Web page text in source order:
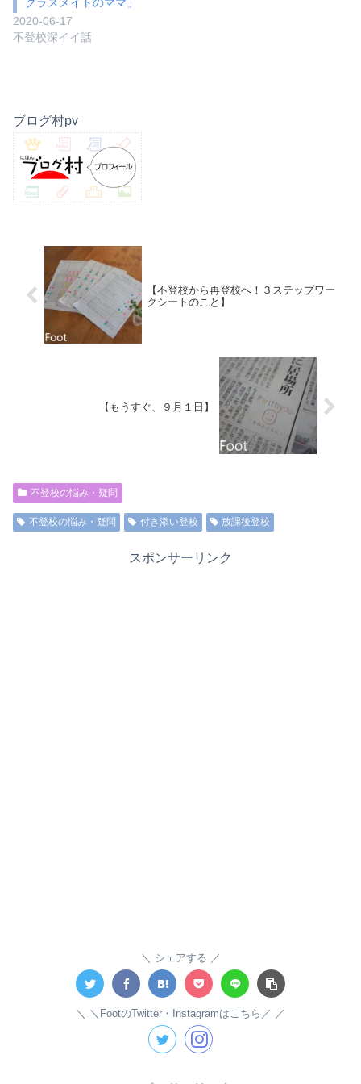
クラスメイトのママ」
2020-06-17
不登校深イイ話
ブログ村pv
【不登校から再登校へ！３ステップワー
クシートのこと】
【もうすぐ、９月１日】
不登校の悩み・疑問
不登校の悩み・疑問 付き添い登校 放課後登校
スポンサーリンク
シェアする
＼FootのTwitter・Instagramはこちら／